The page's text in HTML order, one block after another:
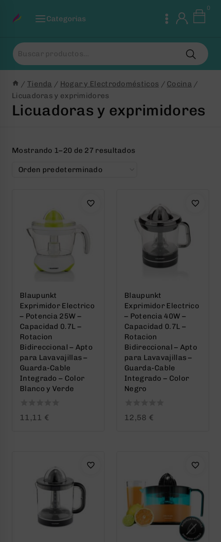
Categorias
0
Buscar
por:
/ Tienda / Hogar y Electrodomésticos / Cocina /
Licuadoras y exprimidores
Licuadoras y exprimidores
Mostrando 1–20 de 27 resultados
Blaupunkt
Exprimidor Electrico
– Potencia 25W –
Capacidad 0.7L –
Rotacion
Bidireccional – Apto
para Lavavajillas –
Guarda-Cable
Integrado – Color
Blanco y Verde
011,11 €
Blaupunkt
Exprimidor Electrico
– Potencia 40W –
Capacidad 0.7L –
Rotacion
Bidireccional – Apto
para Lavavajillas –
Guarda-Cable
Integrado – Color
Negro
012,58 €